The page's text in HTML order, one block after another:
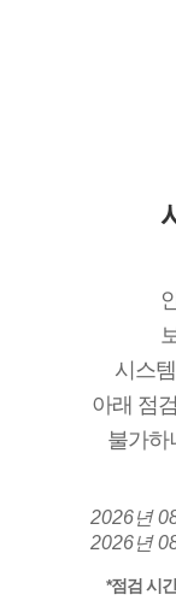
시스
아래 점
불가하
2026년
2026년
*점검 시